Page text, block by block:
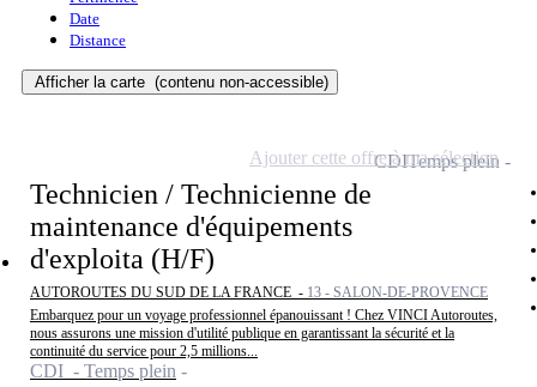
Date
Distance
Afficher la carte (contenu non-accessible)
Technicien / Technicienne de
maintenance d'équipements
d'exploita (H/F)
AUTOROUTES DU SUD DE LA FRANCE - 13 - SALON-DE-PROVENCE
Embarquez pour un voyage professionnel épanouissant ! Chez VINCI Autoroutes,
nous assurons une mission d'utilité publique en garantissant la sécurité et la
continuité du service pour 2,5 millions...
CDI - Temps plein
CDITemps plein
Ajouter cette offre à ma sélection